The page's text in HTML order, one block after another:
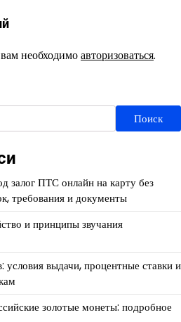
необходимоавторизоваться.
Поиск
залог ПТС онлайн на карту без
требования и документы
и принципы звучания
выдачи, процентные ставки и
золотые монеты: подробное